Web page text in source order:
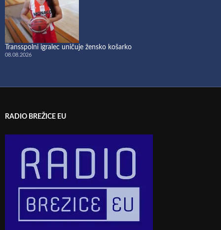
Transspolni igralec uničuje žensko košarko
08.08.2026
RADIO BREŽICE EU